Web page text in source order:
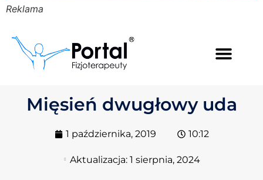
Reklama
Mięsień dwugłowy uda
1 października, 2019 10:12
Aktualizacja: 1 sierpnia, 2024